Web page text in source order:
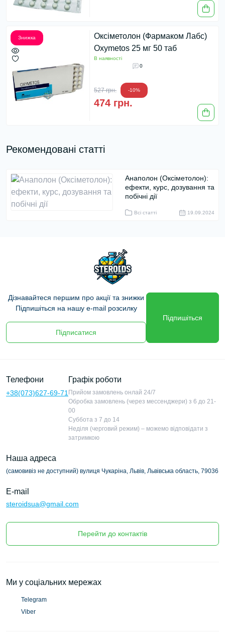
Знижка
Оксіметолон (Фармаком Лабс)
Oxymetos 25 мг 50 таб
В наявності
0
527 грн. -10%
474 грн.
Рекомендовані статті
Анаполон (Оксіметолон):
ефекти, курс, дозування та
побічні дії
Всі статті 19.09.2024
Дізнавайтеся першим про акції та знижки
Підпишіться на нашу e-mail розсилку
Підписатися
Підпишіться
Телефони
+38(073)627-69-71
Графік роботи
Прийом замовлень онлай 24/7
Обробка замовлень (через мессенджери) з 6 до 21-
00
Суббота з 7 до 14
Неділя (черговий режим) – можемо відповідати з
затримкою
Наша адреса
(самовивіз не доступний) вулиця Чукаріна, Львів, Львівська область, 79036
E-mail
steroidsua@gmail.com
Перейти до контактів
Ми у соціальних мережах
Telegram
Viber